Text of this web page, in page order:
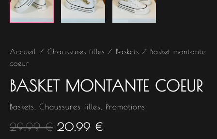
Accueil / Chaussures filles / Baskets / Basket montante
coeur
BASKET MONTANTE COEUR
Baskets Chaussures filles Promotions
29.99€ 20.99 €